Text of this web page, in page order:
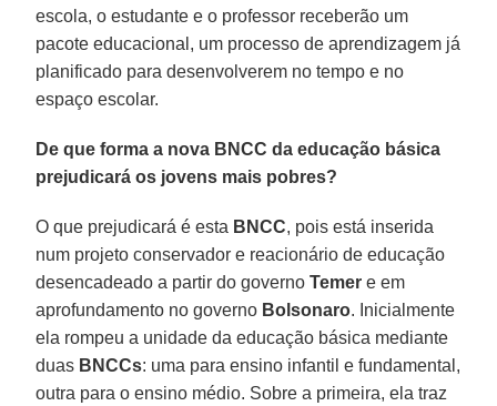
escola, o estudante e o professor receberão um
pacote educacional, um processo de aprendizagem já
planificado para desenvolverem no tempo e no
espaço escolar.
De que forma a nova BNCC da educação básica
prejudicará os jovens mais pobres?
O que prejudicará é esta BNCC, pois está inserida
num projeto conservador e reacionário de educação
desencadeado a partir do governoTemer e em
aprofundamento no governo Bolsonaro. Inicialmente
ela rompeu a unidade da educação básica mediante
duas BNCCs: uma para ensino infantil e fundamental,
outra para o ensino médio. Sobre a primeira, ela traz